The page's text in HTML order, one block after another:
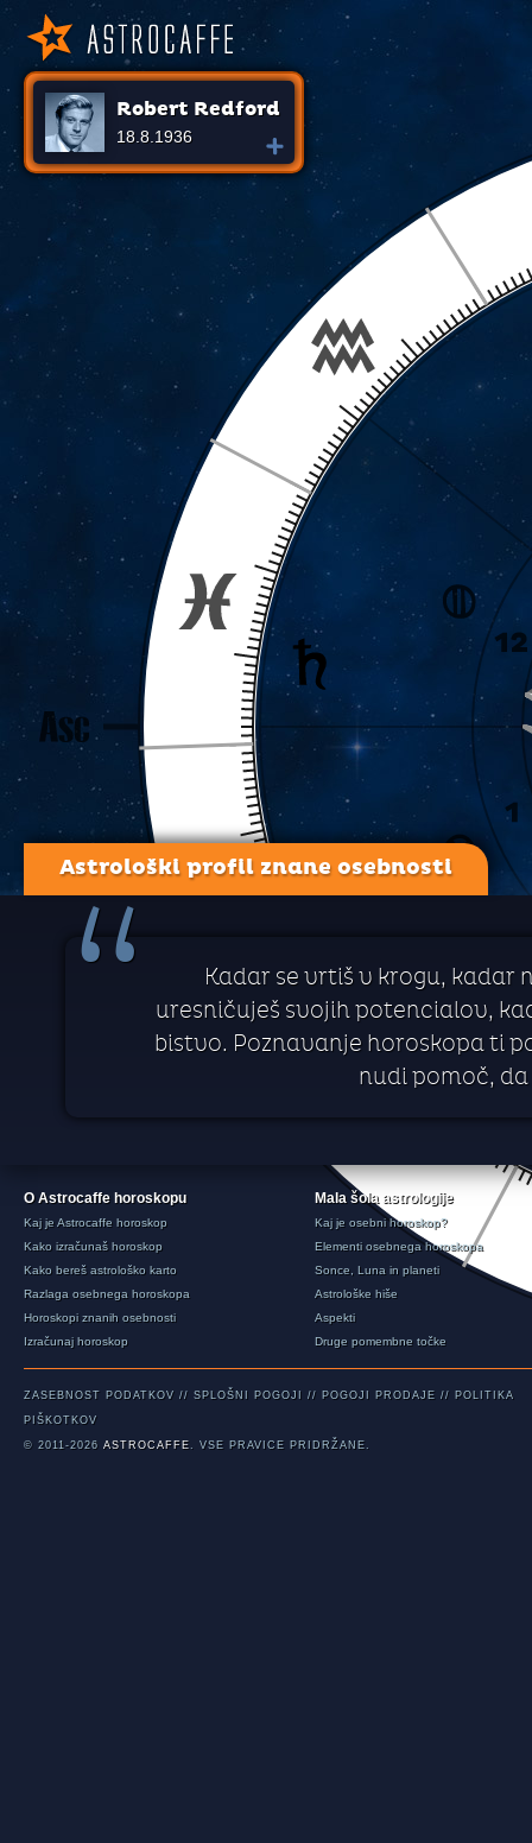
Robert Redford
18.8.1936
Astrološki profil znane osebnosti
“
Kadar se vrtiš v krogu, kadar
uresničuješ svojih potencialov,
bistvo. Poznavanje horoskopa ti
nudi pomoč,
O Astrocaffe horoskopu
Kaj je Astrocaffe horoskop
Kako izračunaš horoskop
Kako bereš astrološko karto
Razlaga osebnega horoskopa
Horoskopi znanih osebnosti
Izračunaj horoskop
Mala šola astrologije
Kaj je osebni horoskop?
Elementi osebnega horoskopa
Sonce, Luna in planeti
Astrološke hiše
Aspekti
Druge pomembne točke
ZASEBNOST PODATKOV // SPLOŠNI POGOJI // POGOJI PRODAJE // POLITIKA
PIŠKOTKOV
© 2011-2026 ASTROCAFFE. VSE PRAVICE PRIDRŽANE.